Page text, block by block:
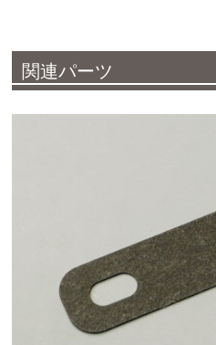
関連パーツ